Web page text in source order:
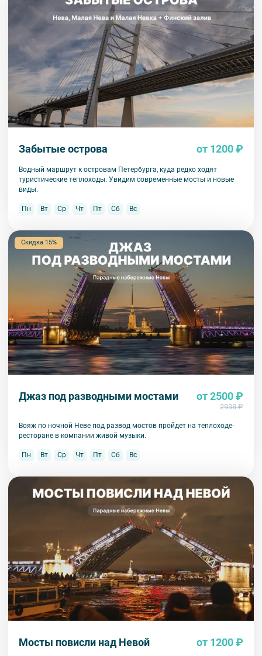
Забытые острова от 1200 ₽
Водный маршрут к островам Петербурга, куда редко ходят
туристические теплоходы. Увидим современные мосты и новые
виды.
Пн Вт Ср Чт Пт Сб Вс
Скидка 15%
Джаз под разводными мостами от 2500 ₽
2938 ₽
Вояж по ночной Неве под развод мостов пройдет на теплоходе-
ресторане в компании живой музыки.
Пн Вт Ср Чт Пт Сб Вс
Мосты повисли над Невой от 1200 ₽